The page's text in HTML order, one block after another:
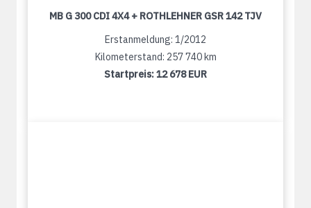
MB G 300 CDI 4X4 + ROTHLEHNER GSR 142 TJV
Erstanmeldung: 1/2012
Kilometerstand: 257 740 km
Startpreis:12 678 EUR